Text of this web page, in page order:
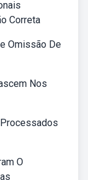
Correta
Omissão De
Nos
O